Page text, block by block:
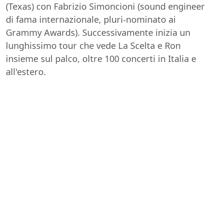
(Texas) con Fabrizio Simoncioni (sound engineer
di fama internazionale, pluri-nominato ai
Grammy Awards). Successivamente inizia un
lunghissimo tour che vede La Scelta e Ron
insieme sul palco, oltre 100 concerti in Italia e
all'estero.